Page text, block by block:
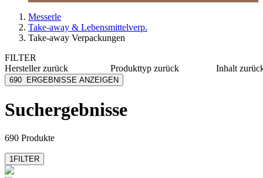
Messerle
Take-away & Lebensmittelverp.
Take-away Verpackungen
FILTER
Herstellerzurück
Alcas
sabert
bio-paper straws
Carpad
Produkttyp zurück
Beutel
Inhalt
690 ERGEBNISSE ANZEIGEN
Suchergebnisse
690 Produkte
1FILTER